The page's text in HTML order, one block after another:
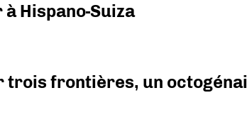
à Hispano-Suiza
trois frontières, un